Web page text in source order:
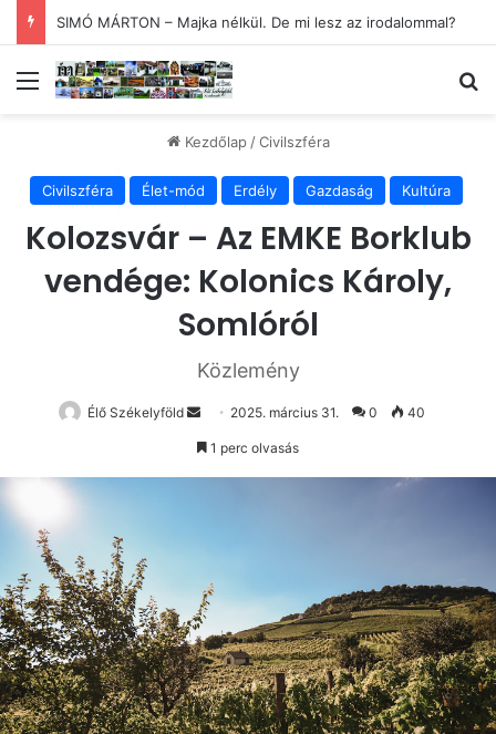
SIMÓ MÁRTON – Majka nélkül. De mi lesz az irodalommal?
Menü
Kezdőlap / Civilszféra
Civilszféra Élet-mód Erdély Gazdaság Kultúra
Kolozsvár – Az EMKE Borklub
vendége: Kolonics Károly,
Somlóról
Közlemény
Élő Székelyföld
Send
an
2025. március 31. 0 40
1 perc olvasás